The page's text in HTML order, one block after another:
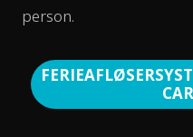
person.